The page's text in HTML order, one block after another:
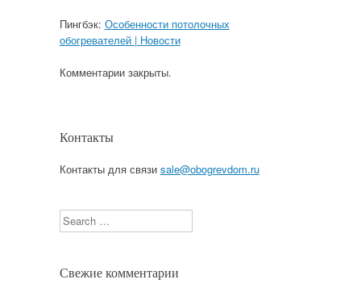
Пингбэк: Особенности потолочных
обогревателей | Новости
Комментарии закрыты.
Контакты
Контакты для связи sale@obogrevdom.ru
Search
Свежие комментарии